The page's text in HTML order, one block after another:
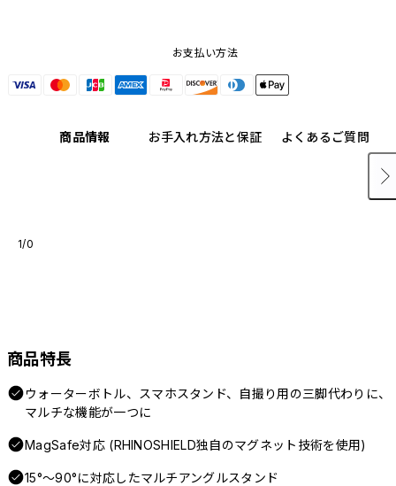
お支払い方法
商品情報 お手入れ方法と保証 よくあるご質問
1/0
商品特長
ウォーターボトル、スマホスタンド、自撮り用の三脚代わりに、
マルチな機能が一つに
MagSafe対応 (RHINOSHIELD独自のマグネット技術を使用)
15°〜90°に対応したマルチアングルスタンド